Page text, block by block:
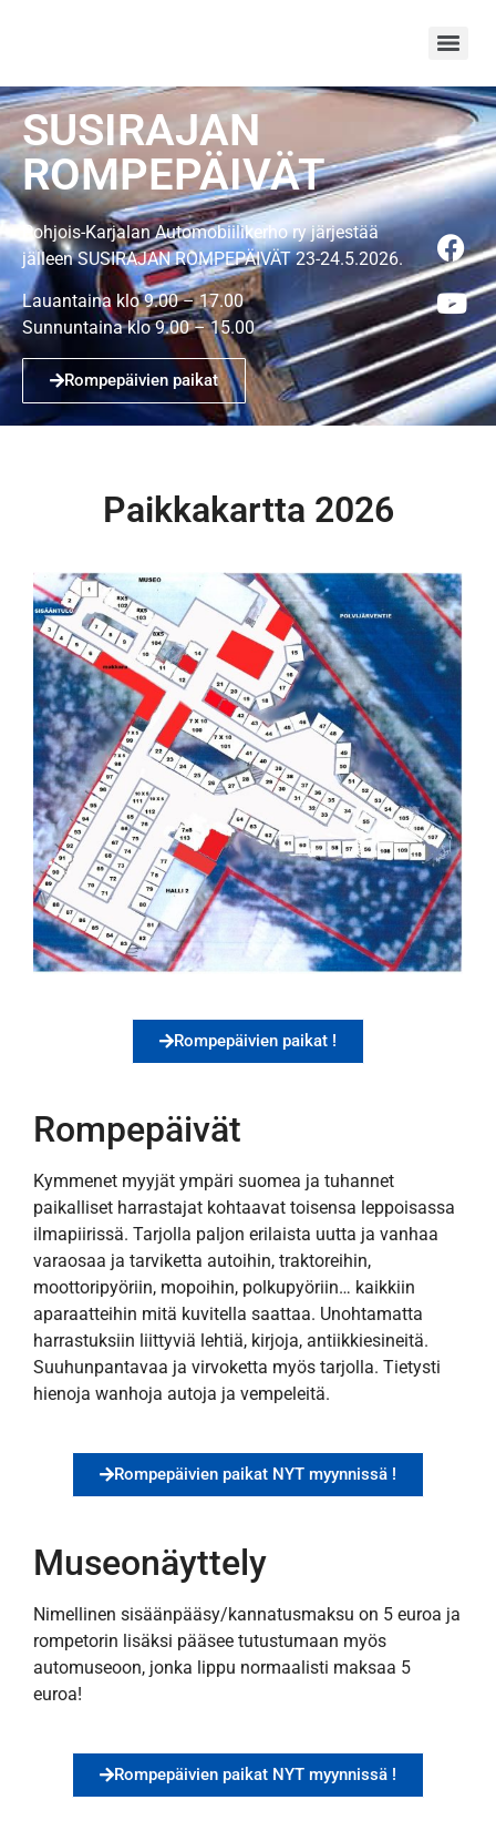
SUSIRAJAN
ROMPEPÄIVÄT
Pohjois-Karjalan Automobiilikerho ry järjestää
jälleen SUSIRAJAN ROMPEPÄIVÄT 23-24.5.2026.
Lauantaina klo 9.00 – 17.00
Sunnuntaina klo 9.00 – 15.00
Rompepäivien paikat
Paikkakartta 2026
Rompepäivien paikat !
Rompepäivät
Kymmenet myyjät ympäri suomea ja tuhannet
paikalliset harrastajat kohtaavat toisensa leppoisassa
ilmapiirissä. Tarjolla paljon erilaista uutta ja vanhaa
varaosaa ja tarviketta autoihin, traktoreihin,
moottoripyöriin, mopoihin, polkupyöriin… kaikkiin
aparaatteihin mitä kuvitella saattaa. Unohtamatta
harrastuksiin liittyviä lehtiä, kirjoja, antiikkiesineitä.
Suuhunpantavaa ja virvoketta myös tarjolla. Tietysti
hienoja wanhoja autoja ja vempeleitä.
Rompepäivien paikat NYT myynnissä !
Museonäyttely
Nimellinen sisäänpääsy/kannatusmaksu on 5 euroa ja
rompetorin lisäksi pääsee tutustumaan myös
automuseoon, jonka lippu normaalisti maksaa 5
euroa!
Rompepäivien paikat NYT myynnissä !